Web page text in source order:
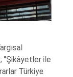
"Şikâyetler ile
Türkiye